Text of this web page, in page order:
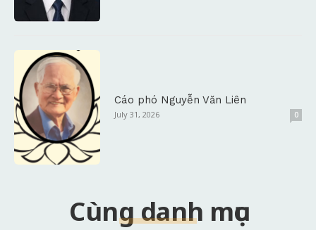
Cáo phó Nguyễn Văn Liên
July 31, 2026 0
Cùng danh mục